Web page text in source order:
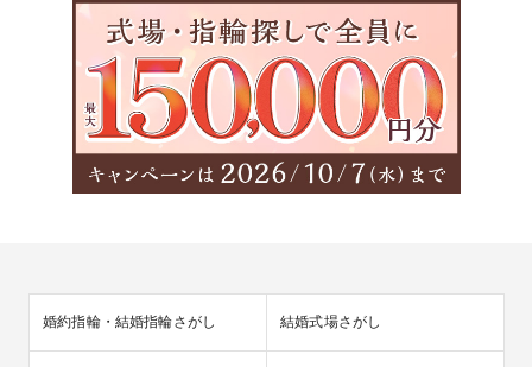
婚約指輪・結婚指輪さがし 結婚式場さがし